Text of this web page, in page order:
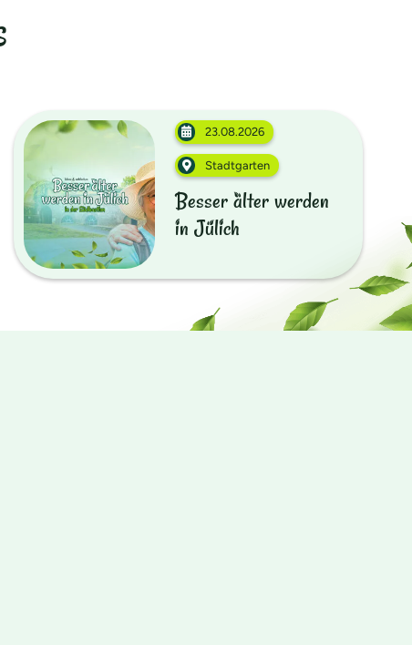
23.08.2026
Stadtgarten
Besser älter werden
in Jülich